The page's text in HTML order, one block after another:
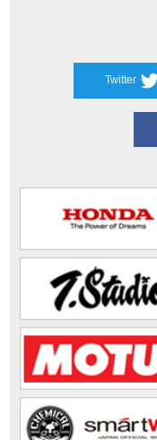
Twitter